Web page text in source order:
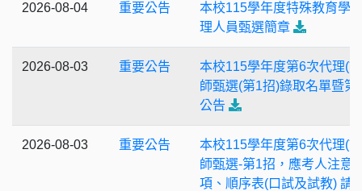
2026-08-04 重要公告
本校115學年度特殊教育學
理人員甄選簡章
2026-08-03 重要公告
本校115學年度第6次代理(
師甄選(第1招)錄取名單暨第
公告
2026-08-03 重要公告
本校115學年度第6次代理(
師甄選-第1招，應考人注意
項、順序表(口試及試教) 請